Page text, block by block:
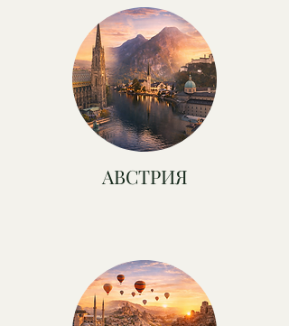
АВСТРИЯ